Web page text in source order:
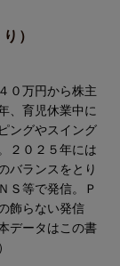
のか？
」を稼ぐ
ニック、
のか？
生活
」を稼ぐ
語りたい／１０
）
０万円から株主
、育児休業中に
ングやスイング
２０２５年には
バランスをとり
Ｓ等で発信。Ｐ
飾らない発信
データはこの書